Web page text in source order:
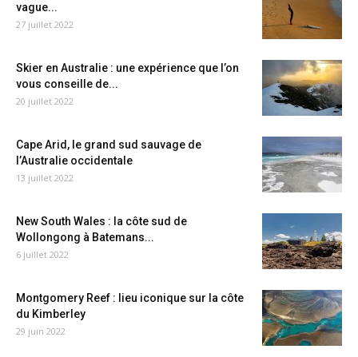
vague...
27 juillet 2022
Skier en Australie : une expérience que l’on
vous conseille de...
20 juillet 2022
Cape Arid, le grand sud sauvage de
l’Australie occidentale
13 juillet 2022
New South Wales : la côte sud de
Wollongong à Batemans...
6 juillet 2022
Montgomery Reef : lieu iconique sur la côte
du Kimberley
29 juin 2022